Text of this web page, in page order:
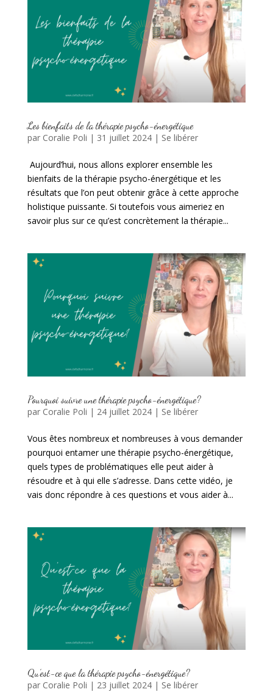
Les bienfaits de la thérapie psycho-énergétique
par Coralie Poli | 31 juillet 2024| Se libérer
Aujourd’hui, nous allons explorer ensemble les
bienfaits de la thérapie psycho-énergétique et les
résultats que l’on peut obtenir grâce à cette approche
holistique puissante. Si toutefois vous aimeriez en
savoir plus sur ce qu’est concrètement la thérapie...
Pourquoi suivre une thérapie psycho-énergétique?
par Coralie Poli | 24 juillet 2024| Se libérer
Vous êtes nombreux et nombreuses à vous demander
pourquoi entamer une thérapie psycho-énergétique,
quels types de problématiques elle peut aider à
résoudre et à qui elle s’adresse. Dans cette vidéo, je
vais donc répondre à ces questions et vous aider à...
Qu’est-ce que la thérapie psycho-énergétique?
par Coralie Poli | 23 juillet 2024| Se libérer